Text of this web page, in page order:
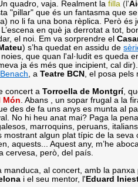
quadro, vaja. Realment lafilla (l'
"pillar" que és un fantasma que
no li fa una bona rèplica. Però
en què ja derrotat a tot,
el noi. Em va sorprendre el
) s’ha quedat en assidu de
que quan l'al·ludit es queda
ja és més que incipient, cal
, aTeatre BCN , el posa pels
concert aTorroella de Montgrí,
Món . Abans , un sopar frugal a la
des de fa uns anys es munta al
No hi heu anat mai? Paga la
marroquins, peruans,
mostrant algun plat típic de la
aquests... Aquest any, m’he
cervesa, però, del país.
manduca, al concert, amb la panxa
i el seu mentor, l'Eduard